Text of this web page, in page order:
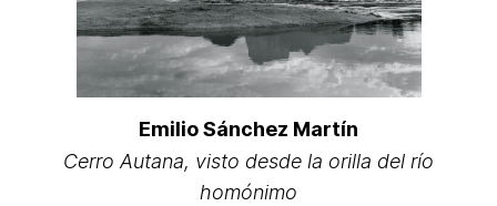
Emilio Sánchez Martín
Cerro Autana, visto desde la orilla del río
homónimo